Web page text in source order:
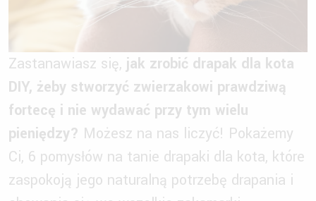
Zastanawiasz się, jak zrobić drapak dla kota
DIY, żeby stworzyć zwierzakowi prawdziwą
fortecę i nie wydawać przy tym wielu
pieniędzy? Możesz na nas liczyć! Pokażemy
Ci, 6 pomysłów na tanie drapaki dla kota, które
zaspokoją jego naturalną potrzebę drapania i